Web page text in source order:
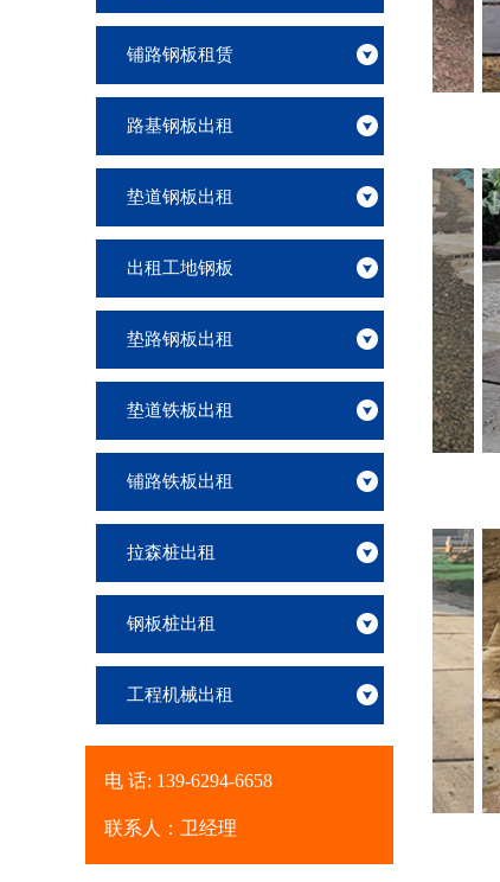
铺路钢板租赁
路基钢板出租
垫道钢板出租
出租工地钢板
垫路钢板出租
垫道铁板出租
铺路铁板出租
拉森桩出租
钢板桩出租
工程机械出租
电 话: 139-6294-6658
联系人：卫经理
租赁出租钢板厂家